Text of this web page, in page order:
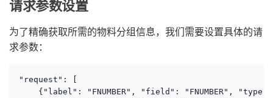
请求参数设置
为了精确获取所需的物料分组信息，我们需要设置具体的请
求参数：
"request": [
{"label": "FNUMBER", "field": "FNUMBER",